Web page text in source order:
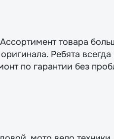
товара
Ребята
по гарантии без